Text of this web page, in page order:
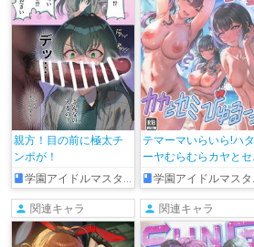
親方！目の前に極太チ
ンポが！
学園アイドルマスター
テマーマいらいら!ハタ
ーヤむらむらカヤとセ
ミびゅるぅ～っ
学園アイドルマスター
関連キャラ 関連キャラ